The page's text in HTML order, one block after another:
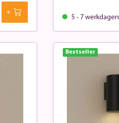
5 - 7 werkdagen
Bestseller